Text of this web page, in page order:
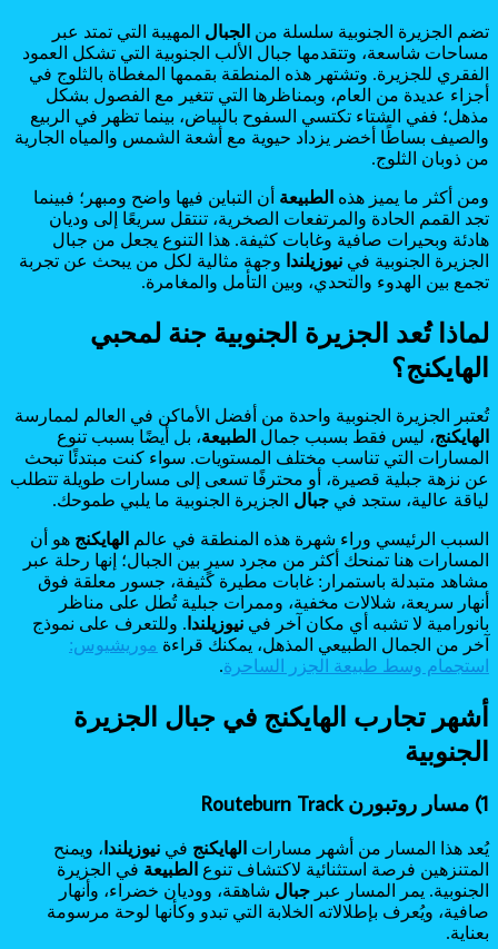
تضم الجزيرة الجنوبية سلسلة من الجبال المهيبة التي تمتد عبر
مساحات شاسعة، وتتقدمها جبال الألب الجنوبية التي تشكل العمود
الفقري للجزيرة. وتشتهر هذه المنطقة بقممها المغطاة بالثلوج في
أجزاء عديدة من العام، وبمناظرها التي تتغير مع الفصول بشكل
مذهل؛ ففي الشتاء تكتسي السفوح بالبياض، بينما تظهر في الربيع
والصيف بساطًا أخضر يزداد حيوية مع أشعة الشمس والمياه الجارية
من ذوبان الثلوج.
ومن أكثر ما يميز هذه الطبيعة أن التباين فيها واضح ومبهر؛ فبينما
تجد القمم الحادة والمرتفعات الصخرية، تنتقل سريعًا إلى وديان
هادئة وبحيرات صافية وغابات كثيفة. هذا التنوع يجعل من جبال
الجزيرة الجنوبية في نيوزيلندا وجهة مثالية لكل من يبحث عن تجربة
تجمع بين الهدوء والتحدي، وبين التأمل والمغامرة.
لماذا تُعد الجزيرة الجنوبية جنة لمحبي
الهايكنج؟
تُعتبر الجزيرة الجنوبية واحدة من أفضل الأماكن في العالم لممارسة
الهايكنج، ليس فقط بسبب جمال الطبيعة، بل أيضًا بسبب تنوع
المسارات التي تناسب مختلف المستويات. سواء كنت مبتدئًا تبحث
عن نزهة جبلية قصيرة، أو محترفًا تسعى إلى مسارات طويلة تتطلب
لياقة عالية، ستجد في جبال الجزيرة الجنوبية ما يلبي طموحك.
السبب الرئيسي وراء شهرة هذه المنطقة في عالم الهايكنج هو أن
المسارات هنا تمنحك أكثر من مجرد سيرٍ بين الجبال؛ إنها رحلة عبر
مشاهد متبدلة باستمرار: غابات مطيرة كثيفة، جسور معلقة فوق
أنهار سريعة، شلالات مخفية، وممرات جبلية تُطل على مناظر
بانورامية لا تشبه أي مكان آخر في نيوزيلندا . وللتعرف على نموذج
آخر من الجمال الطبيعي المذهل، يمكنك قراءة موريشيوس:
استجمام وسط طبيعة الجزر الساحرة.
أشهر تجارب الهايكنج في جبال الجزيرة
الجنوبية
1) مسار روتبورن Routeburn Track
يُعد هذا المسار من أشهر مسارات الهايكنج في نيوزيلندا ، ويمنح
المتنزهين فرصة استثنائية لاكتشاف تنوع الطبيعة في الجزيرة
الجنوبية. يمر المسار عبر جبال شاهقة، ووديان خضراء، وأنهار
صافية، ويُعرف بإطلالاته الخلابة التي تبدو وكأنها لوحة مرسومة
بعناية.